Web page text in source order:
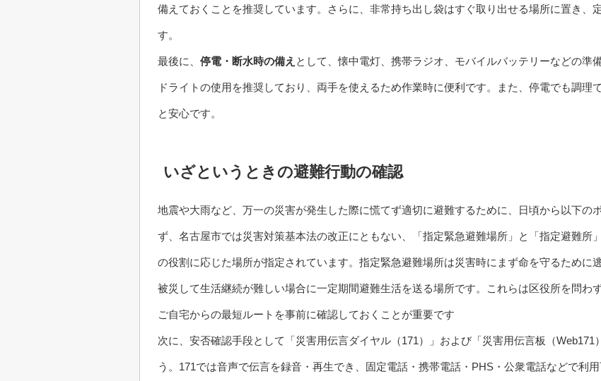
備えておくことを推奨しています。さらに、非常持ち出し袋はすぐ取り出せる場所に置き、
す。
最後に、 停電・断水時の備え として、懐中電灯、携帯ラジオ、モバイルバッテリーなどの準
ドライトの使用を推奨しており、両手を使えるため作業時に便利です。また、停電でも調理
と安心です。
いざというときの避難行動の確認
地震や大雨など、万一の災害が発生した際に慌てず適切に避難するために、日頃から以下の
ず、名古屋市では災害対策基本法の改正にともない、「指定緊急避難場所」と「指定避難所
の役割に応じた場所が指定されています。指定緊急避難場所は災害時にまず命を守るために
被災して生活継続が難しい場合に一定期間避難生活を送る場所です。これらは区役所を問わ
ご自宅からの最短ルートを事前に確認しておくことが重要です
次に、安否確認手段として「災害用伝言ダイヤル（171）」および「災害用伝言板（Web171
う。171では音声で伝言を録音・再生でき、固定電話・携帯電話・PHS・公衆電話などで利